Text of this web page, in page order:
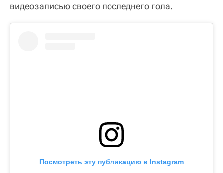
видеозаписью своего последнего гола.
Посмотреть эту публикацию в Instagram